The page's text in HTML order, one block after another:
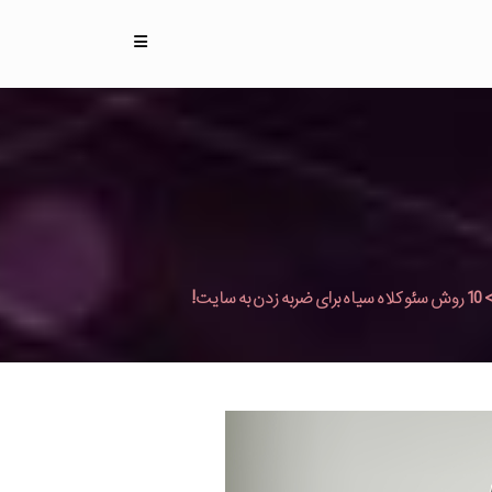
10 روش سئو کلاه سیاه برای ضربه زدن به سایت!